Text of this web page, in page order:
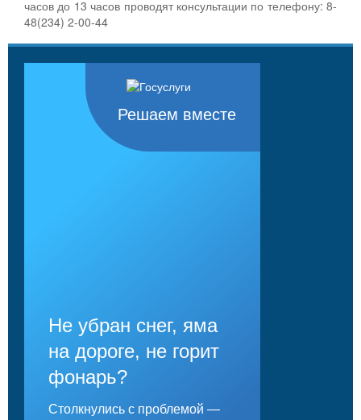
часов до 13 часов проводят консультации по телефону: 8-
48(234) 2-00-44
Решаем вместе
Не убран снег, яма
на дороге, не горит
фонарь?
Столкнулись с проблемой —